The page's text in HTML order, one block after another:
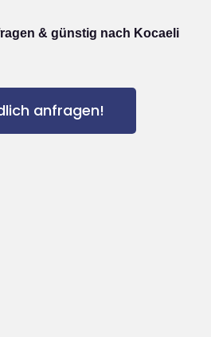
& günstig nach Kocaeli
anfragen!